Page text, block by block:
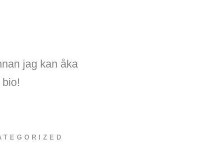
jag kan åka